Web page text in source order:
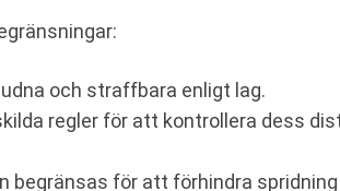
och straffbara enligt lag.
regler för att kontrollera dess
begränsas för att förhindra